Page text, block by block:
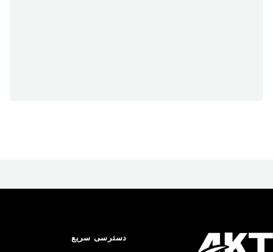
دسترسی سریع